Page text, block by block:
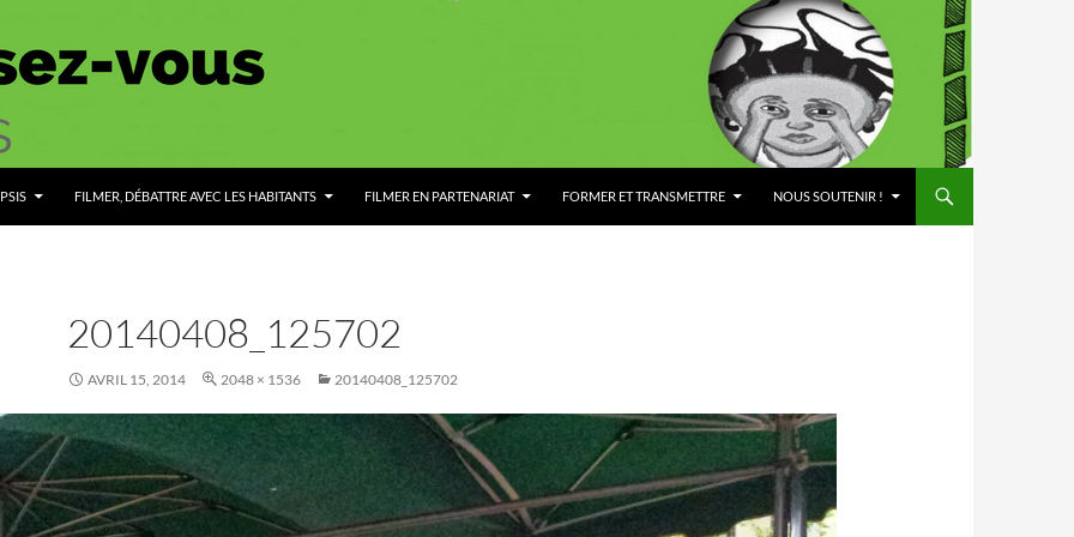
FILMER, DÉBATTRE AVEC LES HABITANTS FILMER EN PARTENARIAT FORMER ET TRANSMETTRE NOUS SOUTENIR !
20140408_125702
AVRIL 15, 2014 2048 × 1536 20140408_125702